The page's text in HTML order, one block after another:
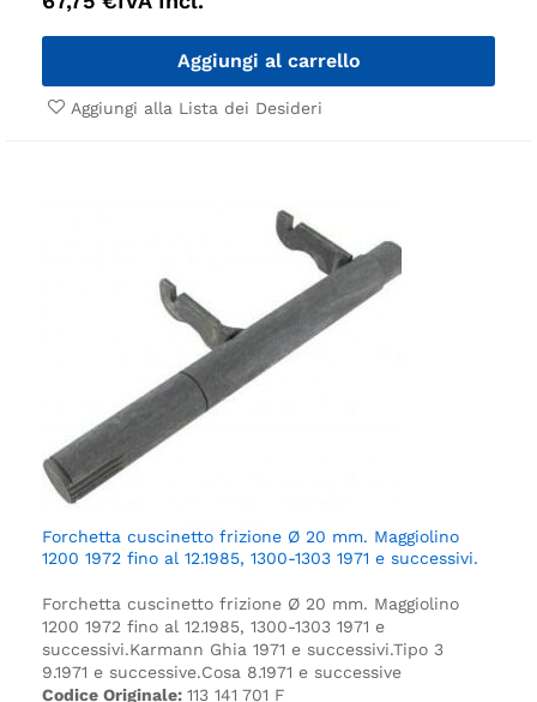
Aggiungi al carrello
Aggiungi alla Lista dei Desideri
Forchetta cuscinetto frizione Ø 20 mm. Maggiolino
1200 1972 fino al 12.1985, 1300-1303 1971 e successivi.
Forchetta cuscinetto frizione Ø 20 mm. Maggiolino
1200 1972 fino al 12.1985, 1300-1303 1971 e
successivi.Karmann Ghia 1971 e successivi.Tipo 3
9.1971 e successive.Cosa 8.1971 e successive
Codice Originale: 113 141 701 F